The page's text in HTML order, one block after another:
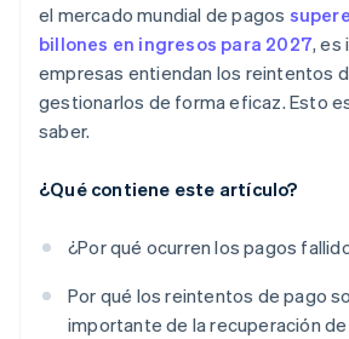
el mercado mundial de pagos
billones en ingresos para 2027, es
empresas entiendan los reintentos
gestionarlos de forma eficaz. Esto
saber.
¿Qué contiene este artículo?
¿Por qué ocurren los pagos
Por qué los reintentos de pago
importante de la recuperación